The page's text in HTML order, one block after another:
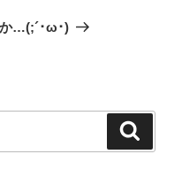
か…(;´･ω･)